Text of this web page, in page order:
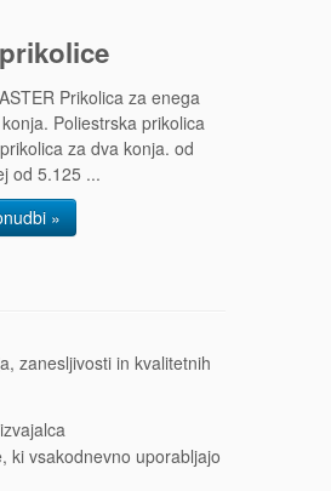
Prikolica za enega
Poliestrska prikolica
za dva konja. od
od 5.125 ...
»
zanesljivosti in kvalitetnih
ki vsakodnevno uporabljajo